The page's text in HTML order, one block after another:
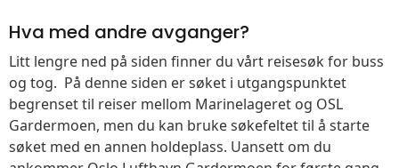
Hva med andre avganger?
Litt lengre ned på siden finner du vårt reisesøk for buss
og tog. På denne siden er søket i utgangspunktet
begrenset til reiser mellom Marinelageret og OSL
Gardermoen, men du kan bruke søkefeltet til å starte
søket med en annen holdeplass. Uansett om du